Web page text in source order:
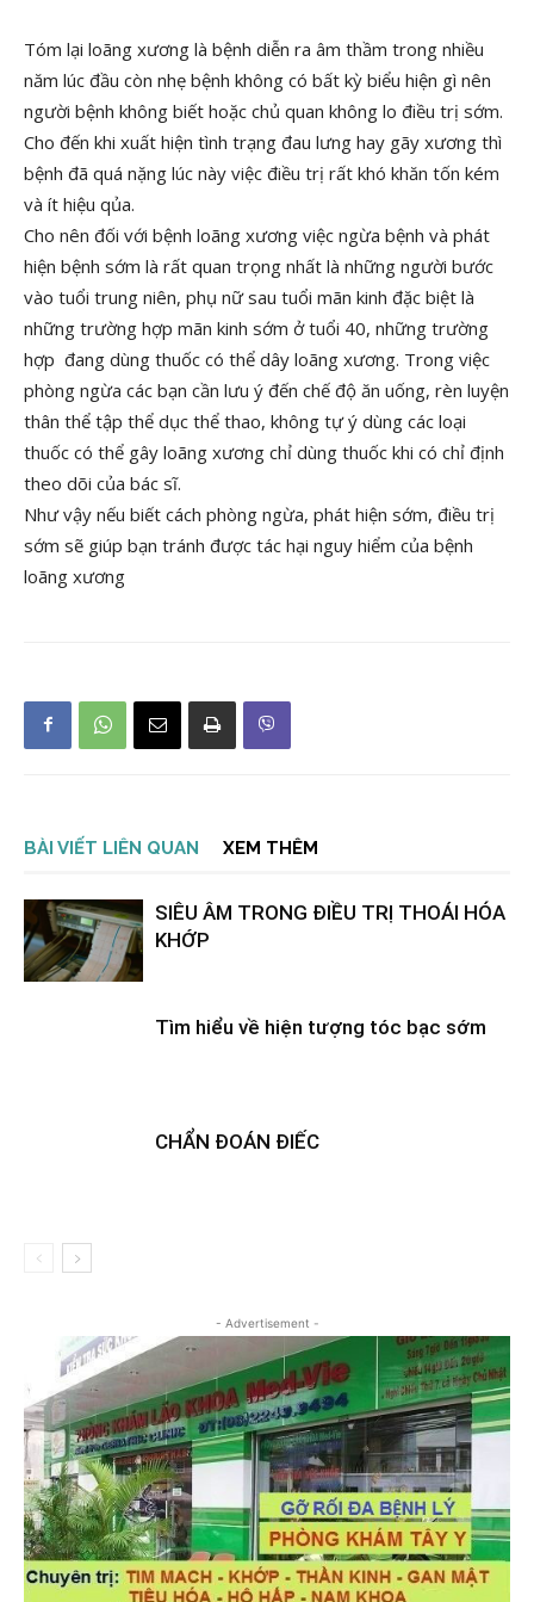
Tóm lại loãng xương là bệnh diễn ra âm thầm trong nhiều
năm lúc đầu còn nhẹ bệnh không có bất kỳ biểu hiện gì nên
người bệnh không biết hoặc chủ quan không lo điều trị sớm.
Cho đến khi xuất hiện tình trạng đau lưng hay gãy xương thì
bệnh đã quá nặng lúc này việc điều trị rất khó khăn tốn kém
và ít hiệu qủa.
Cho nên đối với bệnh loãng xương việc ngừa bệnh và phát
hiện bệnh sớm là rất quan trọng nhất là những người bước
vào tuổi trung niên, phụ nữ sau tuổi mãn kinh đặc biệt là
những trường hợp mãn kinh sớm ở tuổi 40, những trường
hợp đang dùng thuốc có thể dây loãng xương. Trong việc
phòng ngừa các bạn cần lưu ý đến chế độ ăn uống, rèn luyện
thân thể tập thể dục thể thao, không tự ý dùng các loại
thuốc có thể gây loãng xương chỉ dùng thuốc khi có chỉ định
theo dõi của bác sĩ.
Như vậy nếu biết cách phòng ngừa, phát hiện sớm, điều trị
sớm sẽ giúp bạn tránh được tác hại nguy hiểm của bệnh
loãng xương
BÀI VIẾT LIÊN QUAN XEM THÊM
SIÊU ÂM TRONG ĐIỀU TRỊ THOÁI HÓA
KHỚP
Tìm hiểu về hiện tượng tóc bạc sớm
CHẨN ĐOÁN ĐIẾC
- Advertisement -